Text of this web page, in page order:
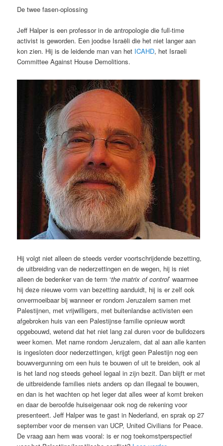
De twee fasen-oplossing
Jeff Halper is een professor in de antropologie die full-time
activist is geworden. Een joodse Israëli die het niet langer aan
kon zien. Hij is de leidende man van het ICAHD, het Israeli
Committee Against House Demolitions.
Hij volgt niet alleen de steeds verder voortschrijdende bezetting,
de uitbreiding van de nederzettingen en de wegen, hij is niet
alleen de bedenker van de term ‘the matrix of control’ waarmee
hij deze nieuwe vorm van bezetting aanduidt, hij is er zelf ook
onvermoeibaar bij wanneer er rondom Jeruzalem samen met
Palestijnen, met vrijwilligers, met buitenlandse activisten een
afgebroken huis van een Palestijnse familie opnieuw wordt
opgebouwd, wetend dat het niet lang zal duren voor de bulldozers
weer komen. Met name rondom Jeruzalem, dat al aan alle kanten
is ingesloten door nederzettingen, krijgt geen Palestijn nog een
bouwvergunning om een huis te bouwen of uit te breiden, ook al
is het land nog steeds geheel legaal in zijn bezit. Dan blijft er met
de uitbreidende families niets anders op dan illegaal te bouwen,
en dan is het wachten op het leger dat alles weer af komt breken
en daar de beroofde huiseigenaar ook nog de rekening voor
presenteert. Jeff Halper was te gast in Nederland, en sprak op 27
september voor de mensen van UCP, United Civilians for Peace.
De vraag aan hem was vooral: is er nog toekomstperspectief